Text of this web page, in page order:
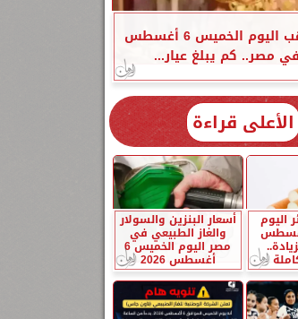
أسعار الذهب اليوم الخميس 6 أغسطس
الأعلى قراءة
اليوم
6 أغسطس
أسعار البنزين والسولار
والغاز الطبيعي في
مصر اليوم الخميس 6
أغسطس 2026